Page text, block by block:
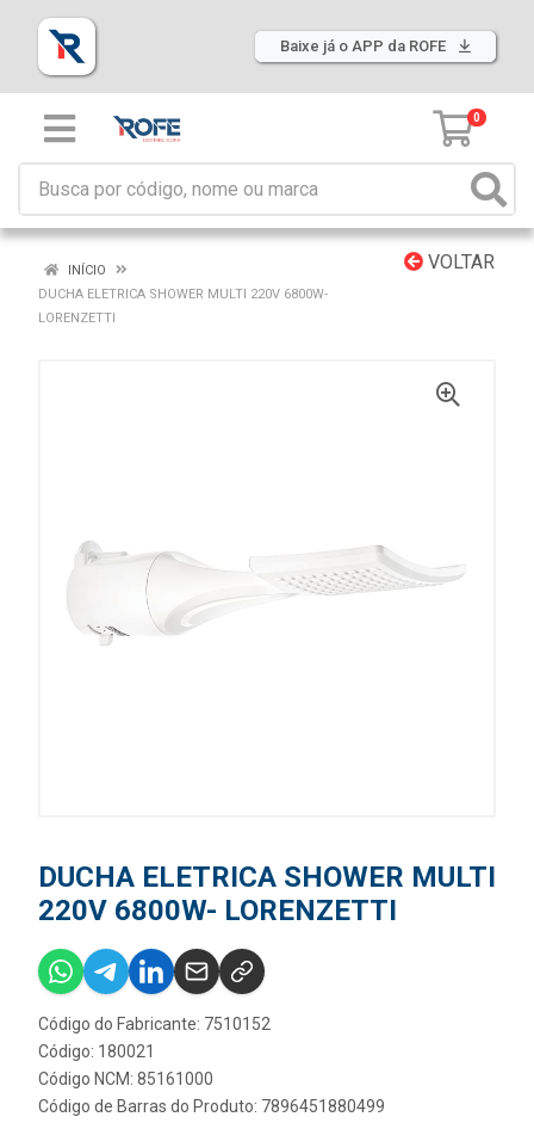
Baixe já o APP da ROFE
0
VOLTAR
INÍCIO
DUCHA ELETRICA SHOWER MULTI 220V 6800W-
LORENZETTI
DUCHA ELETRICA SHOWER MULTI
220V 6800W- LORENZETTI
Código do Fabricante: 7510152
Código: 180021
Código NCM: 85161000
Código de Barras do Produto: 7896451880499